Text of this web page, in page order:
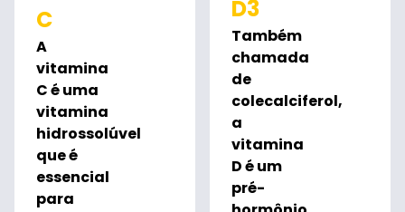
C
A
vitamina
C é uma
vitamina
hidrossolúvel
que é
essencial
para
D3
Também
chamada
de
colecalciferol,
a
vitamina
D é um
pré-